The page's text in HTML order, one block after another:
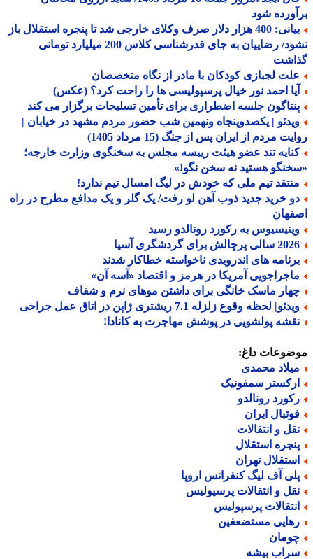
شود
بیانی: 400 هزار دلار صرف وکلای خارجی شد تا پنجره استقلال باز
نشود/ رضاییان به جای قدرشناسی کلاس 200 میلیارد تومانی
لجبازی کودکان با مادر از نگاه متخصصان
احمد نور خیال پرسپولیسی ها را راحت کرد؟ (عکس)
جلسه اضطراری برای تأمین تسلیحات برگزار می کند
| یکصدوپنجاه ونهمین شب حضور مردم مشهد در خیابان |
مردم از ایران پس از جنگ (15 مرداد 1405)
تند عضو هیئت رییسه مجلس به سخنگوی وزارت خارجه؛
هستید نه سخن نگو!»
تیم ملی که خودش در لیگ امسال تیم ندارد!
خرید جدید ذوب آهن لو رفت/ یک گلر و یک مدافع مطرح در راه
به رکورد رونالدو رسید
پرچالش برای گردشگری آسیا
های اندرویدی ناخواسته خطاکار شدند
آمریکا در هرمز و اقتصاد «آسه آن»
ماسک خانگی برای داشتن موهای نرم و شفاف
لحظه وقوع زلزله 7.1 ریشتری ژاپن در اتاق عمل جراحی
پولشویی در پوشش مهاجرت به کانادا!
داغ:
محمدی
سمفونیک
رونالدو
ایران
و انتقالات
استقلال
تهران
آف لیگ کنفرانس اروپا
و انتقالات پرسپولیس
پرسپولیس
مستضعفین
بیشه